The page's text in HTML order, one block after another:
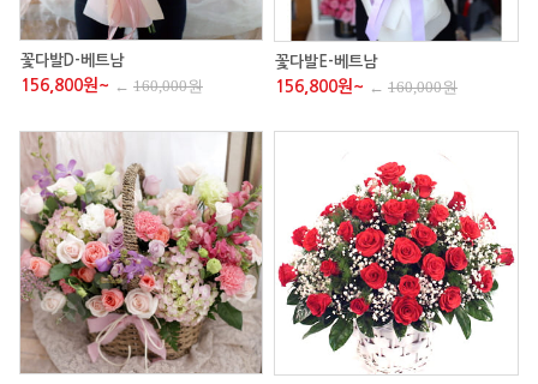
꽃다발D-베트남
156,800원~ ← 160,000원
꽃다발E-베트남
156,800원~ ← 160,000원